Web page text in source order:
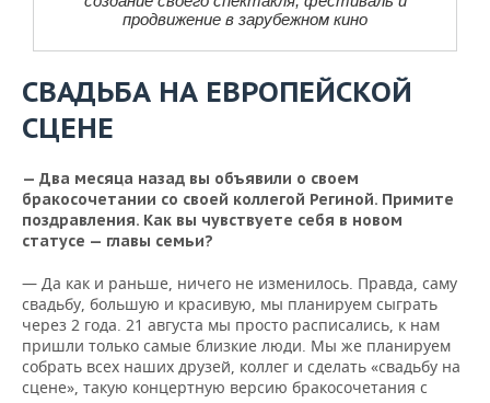
продвижение в зарубежном кино
СВАДЬБА НА ЕВРОПЕЙСКОЙ
СЦЕНЕ
— Два месяца назад вы объявили о своем
бракосочетании со своей коллегой Региной. Примите
поздравления. Как вы чувствуете себя в новом
статусе — главы семьи?
— Да как и раньше, ничего не изменилось. Правда, саму
свадьбу, большую и красивую, мы планируем сыграть
через 2 года. 21 августа мы просто расписались, к нам
пришли только самые близкие люди. Мы же планируем
собрать всех наших друзей, коллег и сделать «свадьбу на
сцене», такую концертную версию бракосочетания с